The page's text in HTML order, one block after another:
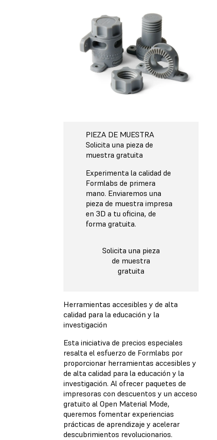
PIEZA DE MUESTRA
Solicita una pieza de
muestra gratuita
Experimenta la calidad de
Formlabs de primera
mano. Enviaremos una
pieza de muestra impresa
en 3D a tu oficina, de
forma gratuita.
Solicita una pieza
de muestra
gratuita
Herramientas accesibles y de alta
calidad para la educación y la
investigación
Esta iniciativa de precios especiales
resalta el esfuerzo de Formlabs por
proporcionar herramientas accesibles y
de alta calidad para la educación y la
investigación. Al ofrecer paquetes de
impresoras con descuentos y un acceso
gratuito al Open Material Mode,
queremos fomentar experiencias
prácticas de aprendizaje y acelerar
descubrimientos revolucionarios.